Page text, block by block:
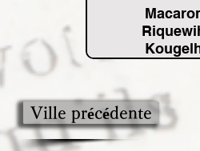
Ville précédente